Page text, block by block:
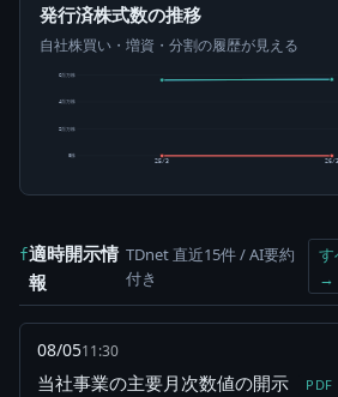
発行済株式数の推移
自社株買い・増資・分割の履歴が見える
0株
2百万株
4百万株
6百万株
25/3 26/3
f適時開示情
報
TDnet 直近15件 / AI要約
付き
す
→
08/0511:30
当社事業の主要月次数値の開示 PDF